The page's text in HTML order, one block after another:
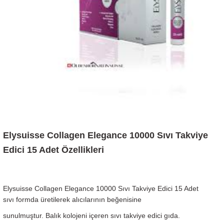
Elysuisse Collagen Elegance 10000 Sıvı Takviye
Edici 15 Adet Özellikleri
Elysuisse Collagen Elegance 10000 Sıvı Takviye Edici 15 Adet
sıvı formda üretilerek alıcılarının beğenisine
sunulmuştur. Balık kolojeni içeren sıvı takviye edici gıda.